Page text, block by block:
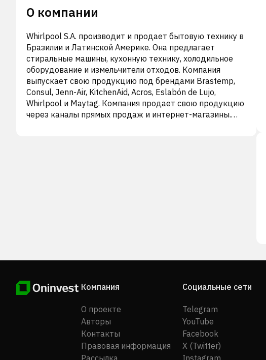
О компании
Whirlpool S.A. производит и продает бытовую технику в
Бразилии и Латинской Америке. Она предлагает
стиральные машины, кухонную технику, холодильное
оборудование и измельчители отходов. Компания
выпускает свою продукцию под брендами Brastemp,
Consul, Jenn-Air, KitchenAid, Acros, Eslabón de Lujo,
Whirlpool и Maytag. Компания продает свою продукцию
через каналы прямых продаж и интернет-магазины.
Компания
О проекте
Авторы
Контакты
Правовая информация
Рассылка
Социальные сети
Telegram
YouTube
Facebook
X (Twitter)
Instagram